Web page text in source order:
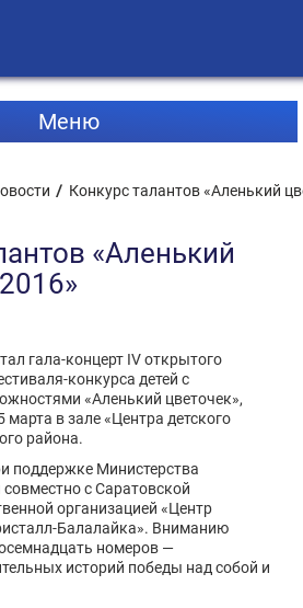
Mеню
Конкурс талантов «Аленький
«Аленький
гала-концерт IV открытого
конкурса детей с
«Аленький цветочек»,
марта в зале «Центра детского
района.
поддержке Министерства
с Саратовской
организацией «Центр
Балалайка». Вниманию
номеров —
историй победы над собой и